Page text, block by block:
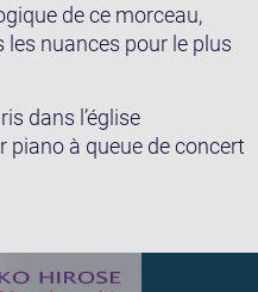
de ce morceau,
nuances pour le plus
dans l’église
piano à queue de concert